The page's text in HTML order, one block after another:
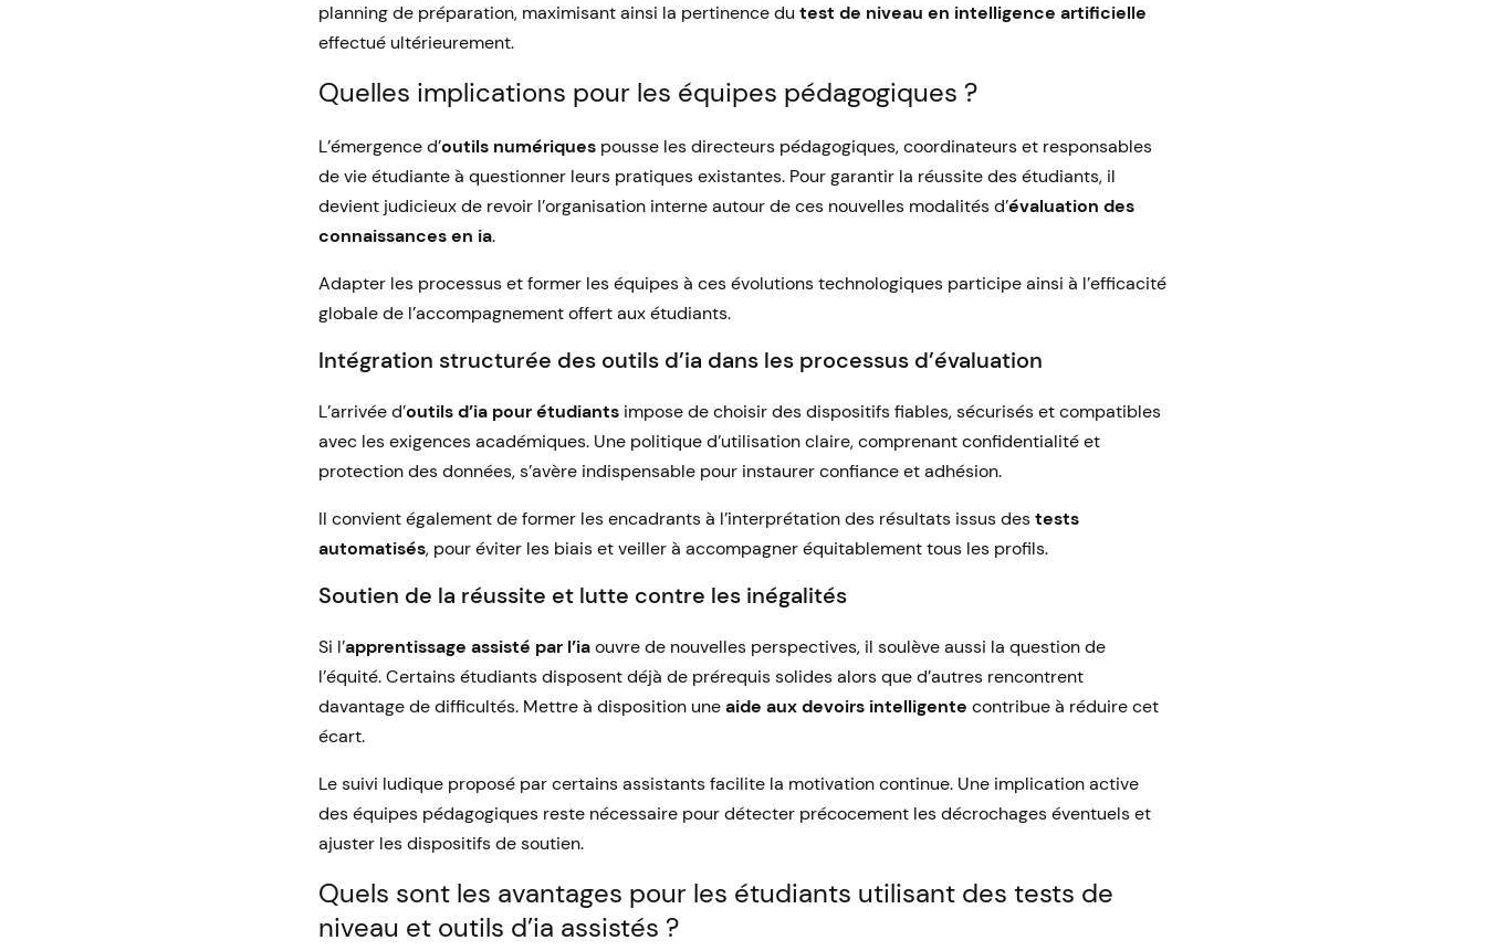
planning de préparation, maximisant ainsi la pertinence du test de niveau en intelligence artificielle
effectué ultérieurement.
Quelles implications pour les équipes pédagogiques ?
L’émergence d’outils numériques pousse les directeurs pédagogiques, coordinateurs et responsables
de vie étudiante à questionner leurs pratiques existantes. Pour garantir la réussite des étudiants, il
devient judicieux de revoir l’organisation interne autour de ces nouvelles modalités d’évaluation des
connaissances en ia.
Adapter les processus et former les équipes à ces évolutions technologiques participe ainsi à l’efficacité
globale de l’accompagnement offert aux étudiants.
Intégration structurée des outils d’ia dans les processus d’évaluation
L’arrivée d’outils d’ia pour étudiants impose de choisir des dispositifs fiables, sécurisés et compatibles
avec les exigences académiques. Une politique d’utilisation claire, comprenant confidentialité et
protection des données, s’avère indispensable pour instaurer confiance et adhésion.
Il convient également de former les encadrants à l’interprétation des résultats issus destests
automatisés, pour éviter les biais et veiller à accompagner équitablement tous les profils.
Soutien de la réussite et lutte contre les inégalités
Si l’apprentissage assisté par l’iaouvre de nouvelles perspectives, il soulève aussi la question de
l’équité. Certains étudiants disposent déjà de prérequis solides alors que d’autres rencontrent
davantage de difficultés. Mettre à disposition uneaide aux devoirs intelligente contribue à réduire cet
écart.
Le suivi ludique proposé par certains assistants facilite la motivation continue. Une implication active
des équipes pédagogiques reste nécessaire pour détecter précocement les décrochages éventuels et
ajuster les dispositifs de soutien.
Quels sont les avantages pour les étudiants utilisant des tests de
niveau et outils d’ia assistés ?